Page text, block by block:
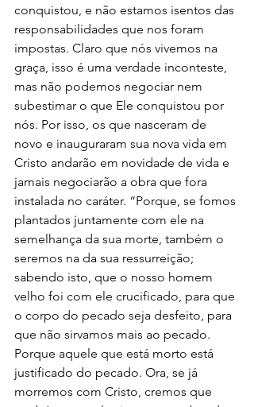
conquistou, e não estamos isentos das
responsabilidades que nos foram
impostas. Claro que nós vivemos na
graça, isso é uma verdade inconteste,
mas não podemos negociar nem
subestimar o que Ele conquistou por
nós. Por isso, os que nasceram de
novo e inauguraram sua nova vida em
Cristo andarão em novidade de vida e
jamais negociarão a obra que fora
instalada no caráter. “Porque, se fomos
plantados juntamente com ele na
semelhança da sua morte, também o
seremos na da sua ressurreição;
sabendo isto, que o nosso homem
velho foi com ele crucificado, para que
o corpo do pecado seja desfeito, para
que não sirvamos mais ao pecado.
Porque aquele que está morto está
justificado do pecado. Ora, se já
morremos com Cristo, cremos que